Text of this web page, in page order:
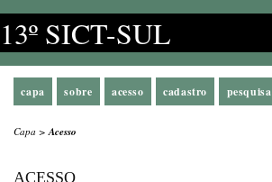
13º SICT-SUL
capa sobre acesso cadastro pesquisa
Capa >Acesso
ACESSO